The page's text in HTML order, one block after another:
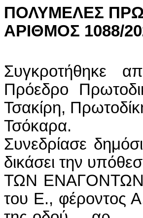
ΠΟΛΥΜΕΛΕΣ
ΑΡΙΘΜΟΣ 1088/
Συγκροτήθηκε
Πρόεδρο
Τσακίρη,
Τσόκαρα.
Συνεδρίασε
δικάσει την
ΤΩΝ
του Ε., φέροντος